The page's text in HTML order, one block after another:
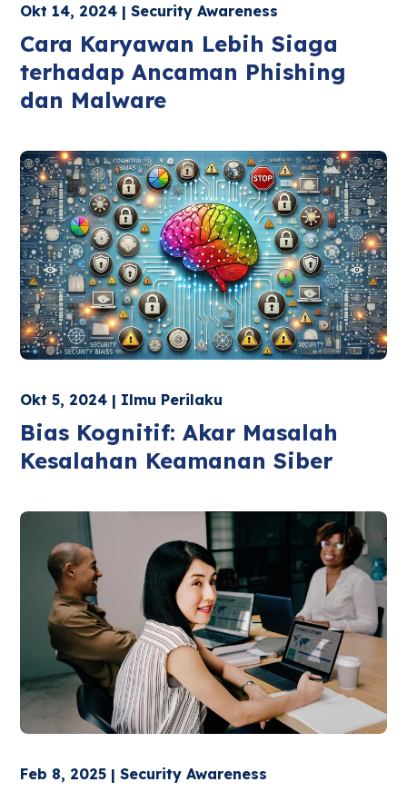
Okt 14, 2024 | Security Awareness
Cara Karyawan Lebih Siaga
terhadap Ancaman Phishing
dan Malware
Okt 5, 2024 | Ilmu Perilaku
Bias Kognitif: Akar Masalah
Kesalahan Keamanan Siber
Feb 8, 2025 | Security Awareness